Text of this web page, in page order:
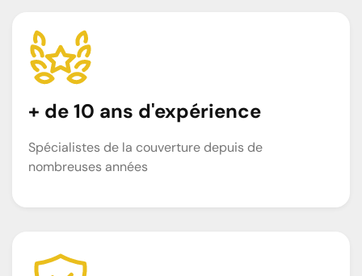
+ de 10 ans d'expérience
Spécialistes de la couverture depuis de
nombreuses années